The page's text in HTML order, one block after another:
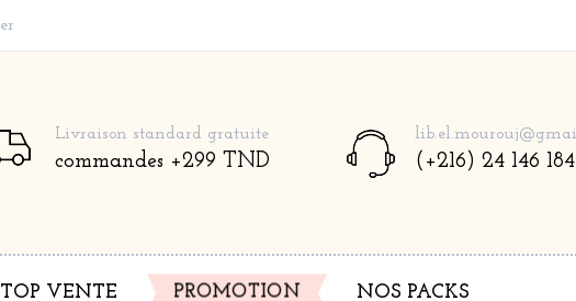
Livraison standard gratuite
commandes +299 TND (+216) 24 146 184
TOP VENTE PROMOTION
NOS PACKS